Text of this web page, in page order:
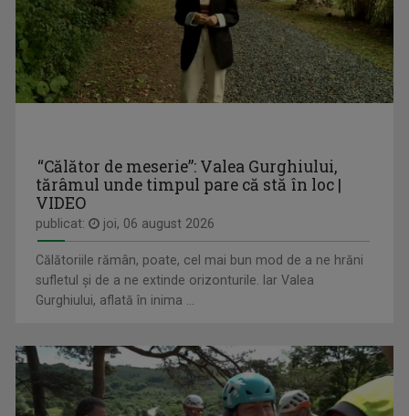
Luni-vineri, ora 11:00
FORUM ECONOMIC
Luni-vineri, ora 16.00
ROXANA COSTAȘ
Pe 20 noiembrie 2007 Roxana împlinea 21 de ani ...
“Călător de meserie”: Valea Gurghiului,
tărâmul unde timpul pare că stă în loc |
VIDEO
publicat: joi, 06 august 2026
Călătoriile rămân, poate, cel mai bun mod de a ne hrăni
sufletul și de a ne extinde orizonturile. Iar Valea
Gurghiului, aflată în inima ...